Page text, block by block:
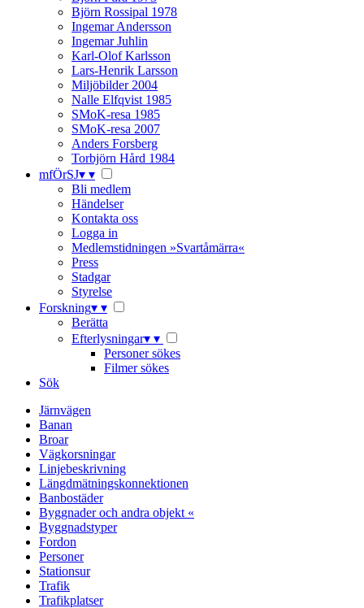
Björn Rossipal 1978
Ingemar Andersson
Ingemar Juhlin
Karl-Olof Karlsson
Lars-Henrik Larsson
Miljöbilder 2004
Nalle Elfqvist 1985
SMoK-resa 1985
SMoK-resa 2007
Anders Forsberg
Torbjörn Hård 1984
mfÖrSJ▾ ▾
Bli medlem
Händelser
Kontakta oss
Logga in
Medlemstidningen »Svartåmärra«
Press
Stadgar
Styrelse
Forskning▾ ▾
Berätta
Efterlysningar▾ ▾
Personer sökes
Filmer sökes
Sök
Järnvägen
Banan
Broar
Vägkorsningar
Linjebeskrivning
Längdmätningskonnektionen
Banbostäder
Byggnader och andra objekt «
Byggnadstyper
Fordon
Personer
Stationsur
Trafik
Trafikplatser